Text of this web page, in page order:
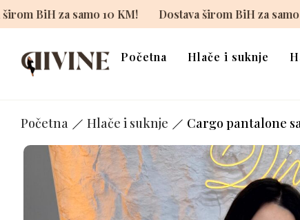
Dostava širom BiH za samo 10 KM! Dostava širom
Početna Hlače i suknje
Početna Hlače i suknje Cargo pantalone